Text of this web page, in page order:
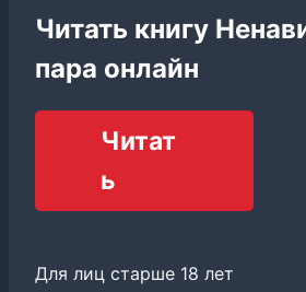
Читать книгу
пара онлайн
Читат
ь
Для лиц старше 18 лет